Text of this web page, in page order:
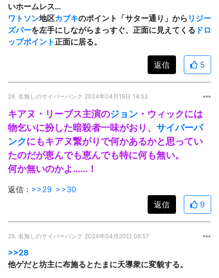
いホームレス…
ワトソン地区カブキのポイント「サター通り」から リジー
ズバーを左手にしながらまっすぐ、正面に見えてくる ドロ
ップポイント 正面に居る。
返信 5
28. 名無しのサイバーパンク 2024年04月19日 14:53
キアヌ・リーブス主演のジョン ・ウィックには
物乞いに扮した暗殺者一味がおり、 サイバーパ
ンクにもキアヌ繋がりで何かあるかと思ってい
たのだが恵んでも恵んでも特に何も無い。
何か無いのかよ……！
返信： >>29 >>30
返信
9
29. 名無しのサイバーパンク 2024年04月20日 08:57
>>28
他ゲだと坊主に布施るとたまに天導衆に変貌する。